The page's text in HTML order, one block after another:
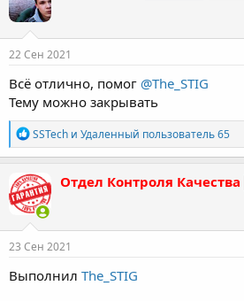
22 Сен 2021
Всё отлично, помог @The_STIG
Тему можно закрывать
Р
е
а
к
ц
и
и
:
SSTech и Удаленный пользователь 65
Отдел Контроля Качества
23 Сен 2021
Выполнил The_STIG